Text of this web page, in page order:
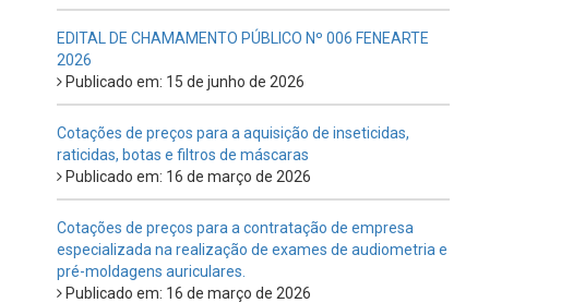
EDITAL DE CHAMAMENTO PÚBLICO Nº 006 FENEARTE
2026
Publicado em: 15 de junho de 2026
Cotações de preços para a aquisição de inseticidas,
raticidas, botas e filtros de máscaras
Publicado em: 16 de março de 2026
Cotações de preços para a contratação de empresa
especializada na realização de exames de audiometria e
pré-moldagens auriculares.
Publicado em: 16 de março de 2026